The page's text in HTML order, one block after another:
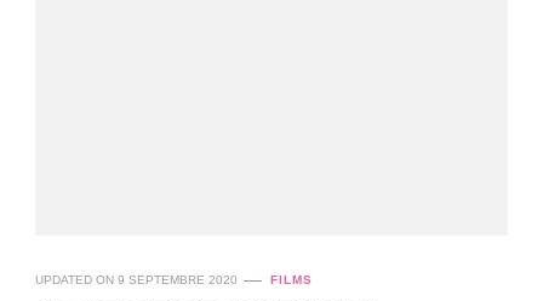
UPDATED ON 9 SEPTEMBRE 2020 FILMS